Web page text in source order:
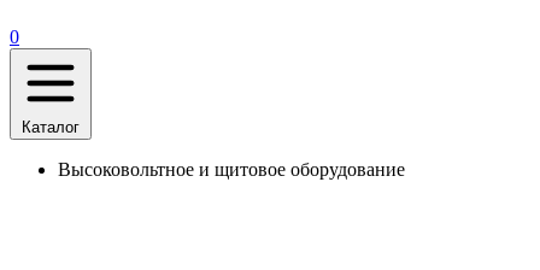
0
Каталог
Высоковольтное и щитовое оборудование